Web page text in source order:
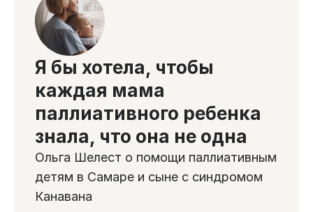
Я бы хотела, чтобы
каждая мама
паллиативного ребенка
знала, что она не одна
Ольга Шелест о помощи паллиативным
детям в Самаре и сыне с синдромом
Канавана